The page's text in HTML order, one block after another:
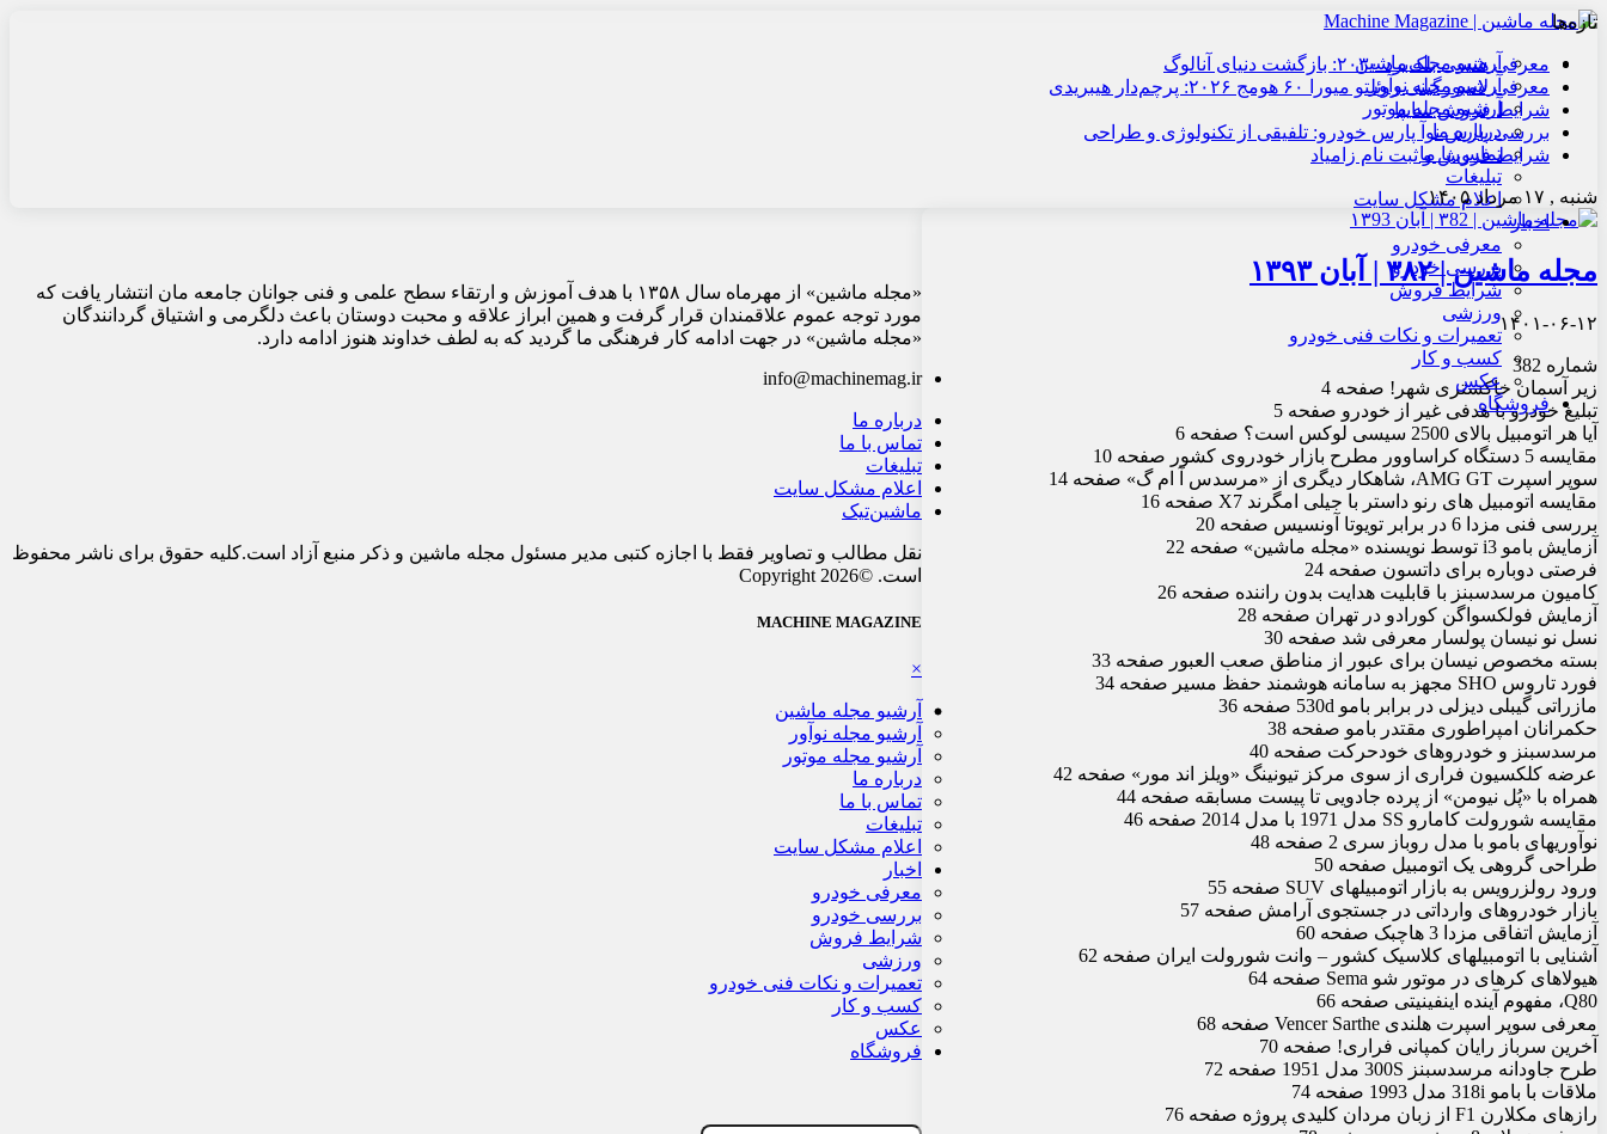
آرشیو مجله ماشین
آرشیو مجله نوآور
آرشیو مجله موتور
درباره ما
تماس با ما
تبلیغات
اعلام مشکل سایت
اخبار
معرفی خودرو
بررسی خودرو
شرایط فروش
ورزشی
تعمیرات و نکات فنی خودرو
کسب و کار
عکس
فروشگاه
تازه‌ها
معرفی هنسی بلک‌برد ۲۰۳۰: بازگشت دنیای آنالوگ
معرفی لامبورگینی روئلتو میورا ۶۰ هومج ۲۰۲۶: پرچم‌دار هیبریدی
شرایط فروش سایپا
بررسی پارس نوآ پارس خودرو: تلفیقی از تکنولوژی و طراحی
شرایط فروش و ثبت نام زامیاد
شنبه , ۱۷ مرداد ۱۴۰۵
مجله ماشین | ۳۸۲ | آبان ۱۳۹۳
۱۴۰۱-۰۶-۱۲
شماره 382
زیر آسمان خاکستری شهر! صفحه 4
تبلیغ خودرو با هدفی غیر از خودرو صفحه 5
آیا هر اتومبیل بالای 2500 سی‏سی لوکس است؟ صفحه 6
مقایسه 5 دستگاه کراس‏اوور مطرح بازار خودروی کشور صفحه 10
سوپر اسپرت AMG GT، شاهکار دیگری از «مرسدس ‏آ ام گ» صفحه 14
مقایسه اتومبیل های رنو داستر با جیلی امگرند X7 صفحه 16
بررسی فنی مزدا 6 در برابر تویوتا آونسیس صفحه 20
آزمایش ب‏ام‏و i3 توسط نویسنده «مجله ماشین» صفحه 22
فرصتی دوباره برای داتسون صفحه 24
کامیون مرسدس‏بنز با قابلیت هدایت بدون راننده صفحه 26
آزمایش فولکس‏واگن کورادو در تهران صفحه 28
نسل نو نیسان پولسار معرفی شد صفحه 30
بسته مخصوص نیسان برای عبور از مناطق صعب العبور صفحه 33
فورد تاروس SHO مجهز به سامانه هوشمند حفظ مسیر صفحه 34
مازراتی گیبلی دیزلی در برابر ب‏ام‏و 530d صفحه 36
حکمرانان امپراطوری مقتدر ب‏ام‏و صفحه 38
مرسدس‏بنز و خودروهای خودحرکت صفحه 40
عرضه کلکسیون فراری از سوی مرکز تیونینگ «ویلز اند مور» صفحه 42
همراه با «پُل نیومن» از پرده جادویی تا پیست مسابقه صفحه 44
مقایسه شورولت کامارو SS مدل 1971 با مدل 2014 صفحه 46
نوآوری‏های ب‏ام‏و با مدل روباز سری 2 صفحه 48
طراحی گروهی یک اتومبیل صفحه 50
ورود رولزرویس به بازار اتومبیل‏های SUV صفحه 55
بازار خودروهای وارداتی در جستجوی آرامش صفحه 57
آزمایش اتفاقی مزدا 3 هاچ‏بک صفحه 60
آشنایی با اتومبیل‏های کلاسیک کشور – وانت شورولت ایران صفحه 62
هیولاهای کره‏ای در موتور شو Sema صفحه 64
Q80، مفهوم آینده اینفینیتی صفحه 66
معرفی سوپر اسپرت هلندی Vencer Sarthe صفحه 68
آخرین سرباز رایان کمپانی فراری! صفحه 70
طرح جاودانه مرسدس‏بنز 300S مدل 1951 صفحه 72
ملاقات با ب‏ام‏و 318i مدل 1993 صفحه 74
رازهای مک‏لارن F1 از زبان مردان کلیدی پروژه صفحه 76
«مجله ماشین» از مهرماه سال ۱۳۵۸ با هدف آموزش و ارتقاء سطح علمی و فنی جوانان جامعه مان انتشار یافت که
مورد توجه عموم علاقمندان قرار گرفت و همین ابراز علاقه و محبت دوستان باعث دلگرمی و اشتیاق گردانندگان
«مجله ماشین» در جهت ادامه کار فرهنگی ما گردید که به لطف خداوند هنوز ادامه دارد.
info@machinemag.ir
درباره ما
تماس با ما
تبلیغات
اعلام مشکل سایت
ماشین‌تیک
نقل مطالب و تصاویر فقط با اجازه کتبی مدیر مسئول مجله ماشین و ذکر منبع آزاد است.کلیه حقوق برای ناشر محفوظ
است. ©Copyright 2026
MACHINE MAGAZINE
×
آرشیو مجله ماشین
آرشیو مجله نوآور
آرشیو مجله موتور
درباره ما
تماس با ما
تبلیغات
اعلام مشکل سایت
اخبار
معرفی خودرو
بررسی خودرو
شرایط فروش
ورزشی
تعمیرات و نکات فنی خودرو
کسب و کار
عکس
فروشگاه